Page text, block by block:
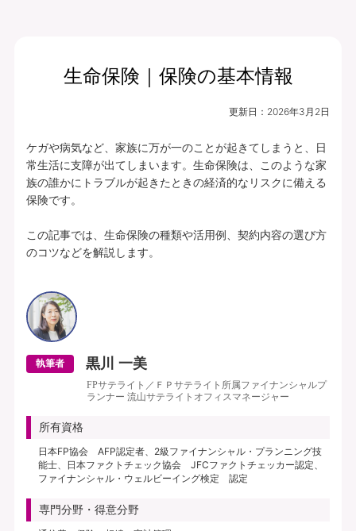
生命保険｜保険の基本情報
更新日： 2026年3月2日
ケガや病気など、家族に万が一のことが起きてしまうと、日
常生活に支障が出てしまいます。生命保険は、このような家
族の誰かにトラブルが起きたときの経済的なリスクに備える
保険です。
この記事では、生命保険の種類や活用例、契約内容の選び方
のコツなどを解説します。
執筆者 黒川 一美
FPサテライト／ＦＰサテライト所属ファイナンシャルプ
ランナー 流山サテライトオフィスマネージャー
所有資格
日本FP協会 AFP認定者、2級ファイナンシャル・プランニング技
能士、日本ファクトチェック協会 JFCファクトチェッカー認定、
ファイナンシャル・ウェルビーイング検定 認定
専門分野・得意分野